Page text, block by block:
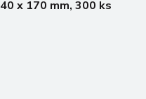
x 170 mm, 300 ks